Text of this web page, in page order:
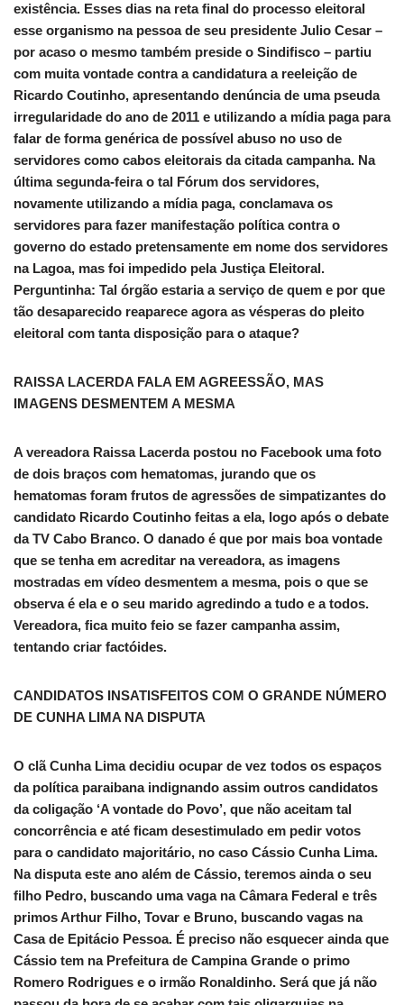
existência. Esses dias na reta final do processo eleitoral
esse organismo na pessoa de seu presidente Julio Cesar –
por acaso o mesmo também preside o Sindifisco – partiu
com muita vontade contra a candidatura a reeleição de
Ricardo Coutinho, apresentando denúncia de uma pseuda
irregularidade do ano de 2011 e utilizando a mídia paga para
falar de forma genérica de possível abuso no uso de
servidores como cabos eleitorais da citada campanha. Na
última segunda-feira o tal Fórum dos servidores,
novamente utilizando a mídia paga, conclamava os
servidores para fazer manifestação política contra o
governo do estado pretensamente em nome dos servidores
na Lagoa, mas foi impedido pela Justiça Eleitoral.
Perguntinha: Tal órgão estaria a serviço de quem e por que
tão desaparecido reaparece agora as vésperas do pleito
eleitoral com tanta disposição para o ataque?
RAISSA LACERDA FALA EM AGREESSÃO, MAS
IMAGENS DESMENTEM A MESMA
A vereadora Raissa Lacerda postou no Facebook uma foto
de dois braços com hematomas, jurando que os
hematomas foram frutos de agressões de simpatizantes do
candidato Ricardo Coutinho feitas a ela, logo após o debate
da TV Cabo Branco. O danado é que por mais boa vontade
que se tenha em acreditar na vereadora, as imagens
mostradas em vídeo desmentem a mesma, pois o que se
observa é ela e o seu marido agredindo a tudo e a todos.
Vereadora, fica muito feio se fazer campanha assim,
tentando criar factóides.
CANDIDATOS INSATISFEITOS COM O GRANDE NÚMERO
DE CUNHA LIMA NA DISPUTA
O clã Cunha Lima decidiu ocupar de vez todos os espaços
da política paraibana indignando assim outros candidatos
da coligação ‘A vontade do Povo’, que não aceitam tal
concorrência e até ficam desestimulado em pedir votos
para o candidato majoritário, no caso Cássio Cunha Lima.
Na disputa este ano além de Cássio, teremos ainda o seu
filho Pedro, buscando uma vaga na Câmara Federal e três
primos Arthur Filho, Tovar e Bruno, buscando vagas na
Casa de Epitácio Pessoa. É preciso não esquecer ainda que
Cássio tem na Prefeitura de Campina Grande o primo
Romero Rodrigues e o irmão Ronaldinho. Será que já não